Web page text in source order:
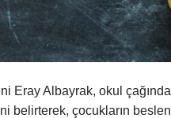
Eray Albayrak, okul
çocukların